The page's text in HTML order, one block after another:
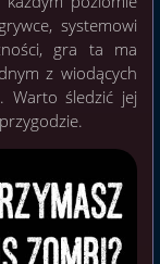
systemowi
gra ta ma
z wiodących
Warto śledzić jej